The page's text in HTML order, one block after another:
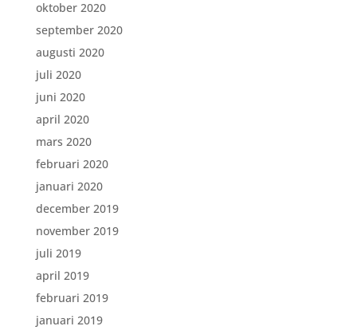
oktober 2020
september 2020
augusti 2020
juli 2020
juni 2020
april 2020
mars 2020
februari 2020
januari 2020
december 2019
november 2019
juli 2019
april 2019
februari 2019
januari 2019